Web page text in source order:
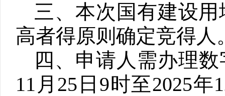
三、本次国有建设
高者得原则确定竞得人
四、申请人需办理
11 月 25 日 9时至2025年